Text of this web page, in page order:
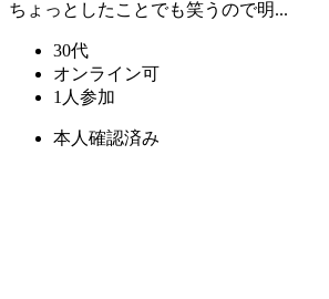
ちょっとしたことでも笑うので明...
30代
オンライン可
1人参加
本人確認済み